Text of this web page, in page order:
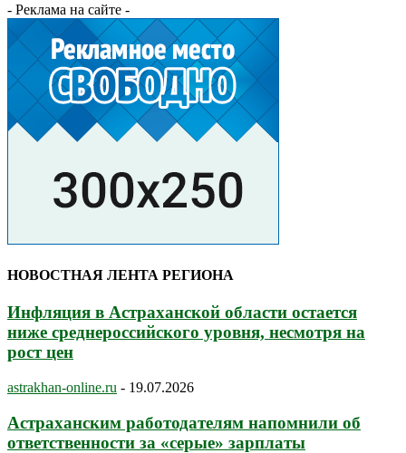
- Реклама на сайте -
НОВОСТНАЯ ЛЕНТА РЕГИОНА
Инфляция в Астраханской области остается
ниже среднероссийского уровня, несмотря на
рост цен
astrakhan-online.ru - 19.07.2026
Астраханским работодателям напомнили об
ответственности за «серые» зарплаты